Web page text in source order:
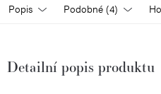
Popis Podobné (4)
Detailní popis produktu